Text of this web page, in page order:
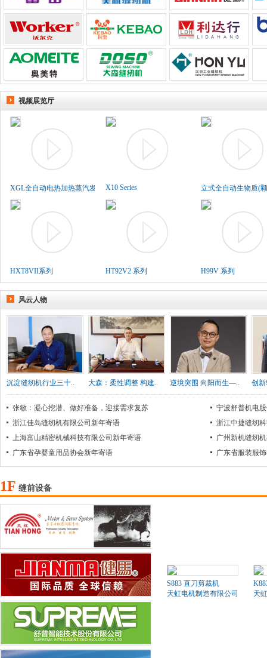
视频展览厅
XGL全自动电热加热蒸汽发生..X10 Series 立式全自动生物质(
HXT8VII系列 HT92V2 系列 H99V 系列
风云人物
沉淀缝纫机行业三十.. 大森：柔性调整 构建.. 逆境突围 向阳而生—.. 创
张敏：凝心挖潜、做好准备，迎接需求复苏
宁波舒普机电
浙江佳岛缝纫机有限公司新年寄语
浙江中捷缝纫
上海富山精密机械科技有限公司新年寄语
广州新机缝纫
广东省孕婴童用品协会新年寄语
广东省服装服
1F 缝前设备
S883 直刀剪裁机
天虹电机制造有限公司
天